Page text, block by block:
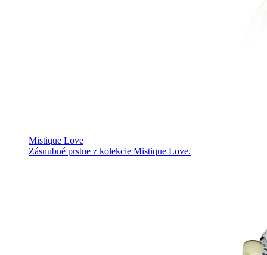
Mistique Love
Zásnubné prstne z kolekcie Mistique Love.